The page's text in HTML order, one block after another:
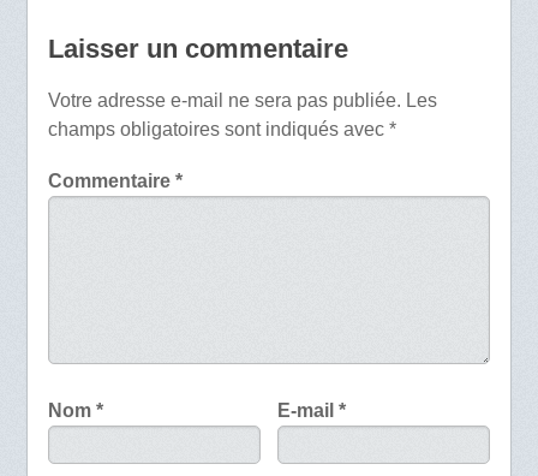
Laisser un commentaire
Votre adresse e-mail ne sera pas publiée. Les
champs obligatoires sont indiqués avec *
Commentaire *
Nom * E-mail*